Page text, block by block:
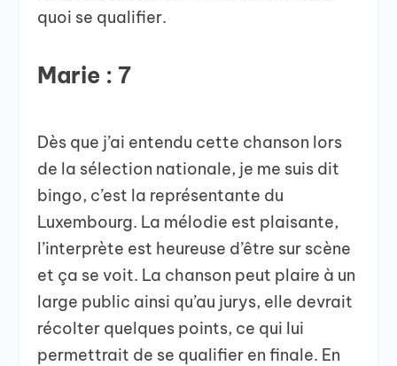
quoi se qualifier.
Marie : 7
Dès que j’ai entendu cette chanson lors
de la sélection nationale, je me suis dit
bingo, c’est la représentante du
Luxembourg. La mélodie est plaisante,
l’interprète est heureuse d’être sur scène
et ça se voit. La chanson peut plaire à un
large public ainsi qu’au jurys, elle devrait
récolter quelques points, ce qui lui
permettrait de se qualifier en finale. En